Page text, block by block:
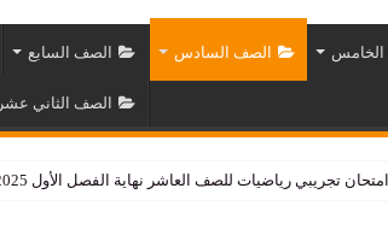
الخامس الصف السادس الصف السابع
الصف الثاني عشر
امتحان تجريبي رياضيات للصف العاشر نهاية الفصل الأول 2025-2026 محافظة جنوب الشرقية